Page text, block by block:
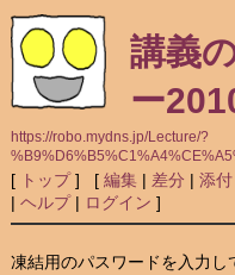
講義
ー
https://robo.mydns.jp/Lecture/?
[ トップ] [ 編集| 差分 | 添付
| ヘルプ| ログイン ]
凍結用のパスワードを入力し